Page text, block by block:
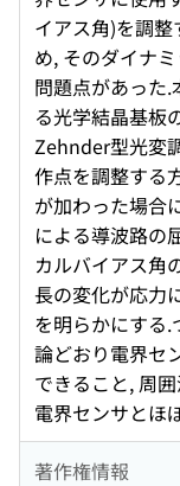
イアス角)を調
め, そのダイナ
問題点があった
る光学結晶基板
Zehnder型光変
作点を調整する
が加わった場合
による導波路の
カルバイアス角
長の変化が応力
を明らかにする
論どおり電界セ
できること, 周
電界センサとほ
著作権情報